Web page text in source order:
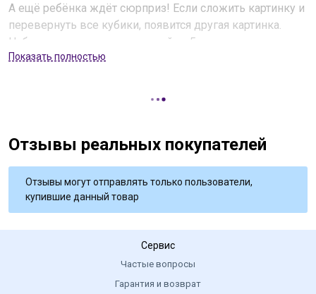
А ещё ребёнка ждёт сюрприз! Если сложить картинку и
перевернуть все кубики, появится другая картинка.
Набор предназначен для детей от 5 лет.
Показать полностью
Отзывы реальных покупателей
Отзывы могут отправлять только пользователи,
купившие данный товар
Сервис
Частые вопросы
Гарантия и возврат